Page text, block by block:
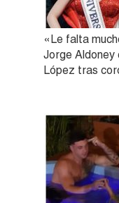
«Le falta
Jorge Aldoney
López tras